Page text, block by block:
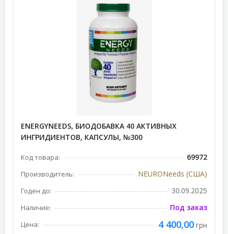
ENERGYNEEDS, БИОДОБАВКА 40 АКТИВНЫХ
ИНГРИДИЕНТОВ, КАПСУЛЫ, №300
Код товара: 69972
Производитель: NEURONeeds (США)
Годен до: 30.09.2025
Наличие: Под заказ
Цена: 4 400,00 грн